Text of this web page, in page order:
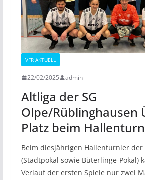
VFR AKTUELL
22/02/2025 admin
Altliga der SG
Olpe/Rüblinghausen
Platz beim
Beim diesjährigen Hallenturnier der
(Stadtpokal sowie Büterlinge-Pokal)
Verlauf der ersten Spiele nur zwei